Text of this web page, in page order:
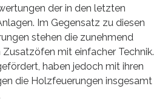
der in den letzten
Im Gegensatz zu diesen
stehen die zunehmend
mit einfacher Technik.
haben jedoch mit ihren
die Holzfeuerungen insgesamt